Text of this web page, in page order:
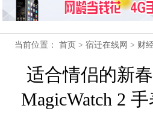
当前位置：首页 >宿迁在线网 > 财
适合情侣的新
MagicWatch 2